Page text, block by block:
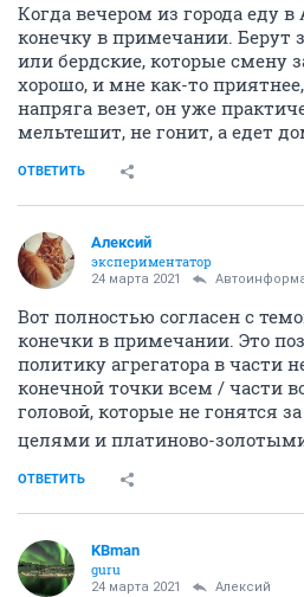
Когда вечером из города еду
конечку в примечании. Берут
или бердские, которые смену
хорошо, и мне как-то
напряга везет, он уже
мельтешит, не гонит, а едет
ОТВЕТИТЬ
Алексий
экспериментатор
24 марта 2021
Вот полностью согласен с
конечки в примечании. Это
политику агрегатора в части
конечной точки всем / части
головой, которые не гонятся
целями и платиново-
ОТВЕТИТЬ
KBman
guru
24 марта 2021 Алексий